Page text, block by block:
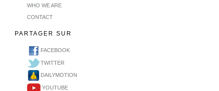
WHO WE ARE
CONTACT
PARTAGER SUR
FACEBOOK
TWITTER
DAILYMOTION
YOUTUBE